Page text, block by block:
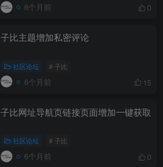
6个月前 0
子比主题增加私密评论
社区论坛 # 子比
6个月前 15
子比网址导航页链接页面增加一键获取
社区论坛 # 子比
6个月前 0